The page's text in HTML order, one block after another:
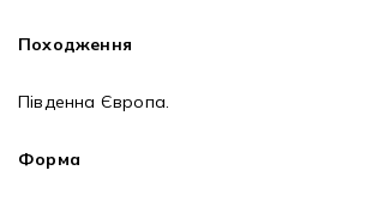
Походження
Південна Європа.
Форма